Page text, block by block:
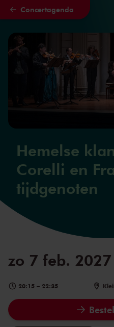
Naar hoofdcontent
Concertagenda
Hemelse
Corelli en
tijdgenoten
zo 7 feb. 2027
20:15 – 22:35